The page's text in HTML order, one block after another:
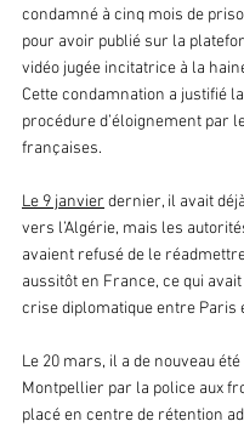
condamné à cinq mois de
pour avoir publié sur la
vidéo jugée incitatrice à la
Cette condamnation a justifié
procédure d’éloignement par
françaises.
Le 9 janvier dernier, il avait
vers l’Algérie, mais les
avaient refusé de le
aussitôt en France, ce qui
crise diplomatique entre Paris
Le 20 mars, il a de nouveau
Montpellier par la police aux
placé en centre de rétention